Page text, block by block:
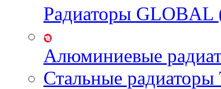
Радиаторы GLOBAL
Алюминиевые
Стальные